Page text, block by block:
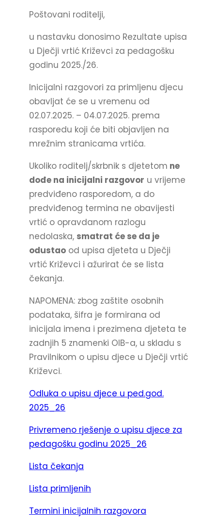
Poštovani roditelji,
u nastavku donosimo Rezultate upisa
u Dječji vrtić Križevci za pedagošku
godinu 2025./26.
Inicijalni razgovori za primljenu djecu
obavljat će se u vremenu od
02.07.2025. – 04.07.2025. prema
rasporedu koji će biti objavljen na
mrežnim stranicama vrtića.
Ukoliko roditelj/skrbnik s djetetom ne
dođe na inicijalni razgovor u vrijeme
predviđeno rasporedom, a do
predviđenog termina ne obavijesti
vrtić o opravdanom razlogu
nedolaska, smatrat će se da je
odustao od upisa djeteta u Dječji
vrtić Križevci i ažurirat će se lista
čekanja.
NAPOMENA: zbog zaštite osobnih
podataka, šifra je formirana od
inicijala imena i prezimena djeteta te
zadnjih 5 znamenki OIB-a, u skladu s
Pravilnikom o upisu djece u Dječji vrtić
Križevci.
Odluka o upisu djece u ped.god.
2025_26
Privremeno rješenje o upisu djece za
pedagošku godinu 2025_26
Lista čekanja
Lista primljenih
Termini inicijalnih razgovora